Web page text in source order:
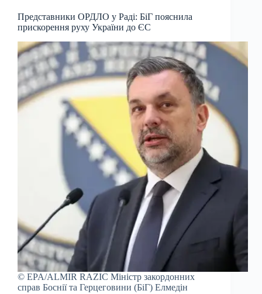
Представники ОРДЛО у Раді: БіГ пояснила
прискорення руху України до ЄС
© EPA/ALMIR RAZIC Міністр закордонних
справ Боснії та Герцеговини (БіГ) Елмедін